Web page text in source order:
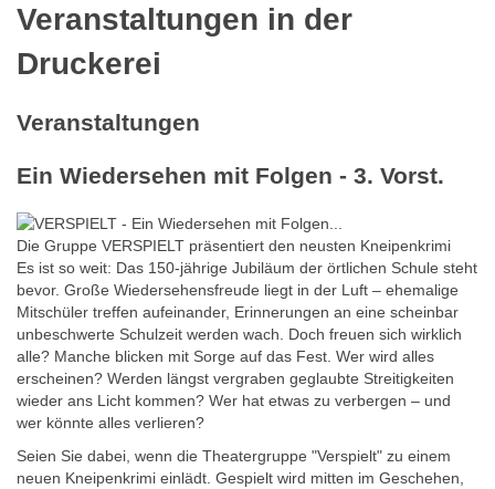
Veranstaltungen in der
Druckerei
Veranstaltungen
Ein Wiedersehen mit Folgen - 3. Vorst.
Die Gruppe VERSPIELT präsentiert den neusten Kneipenkrimi
Es ist so weit: Das 150-jährige Jubiläum der örtlichen Schule steht
bevor. Große Wiedersehensfreude liegt in der Luft – ehemalige
Mitschüler treffen aufeinander, Erinnerungen an eine scheinbar
unbeschwerte Schulzeit werden wach. Doch freuen sich wirklich
alle? Manche blicken mit Sorge auf das Fest. Wer wird alles
erscheinen? Werden längst vergraben geglaubte Streitigkeiten
wieder ans Licht kommen? Wer hat etwas zu verbergen – und
wer könnte alles verlieren?
Seien Sie dabei, wenn die Theatergruppe "Verspielt" zu einem
neuen Kneipenkrimi einlädt. Gespielt wird mitten im Geschehen,